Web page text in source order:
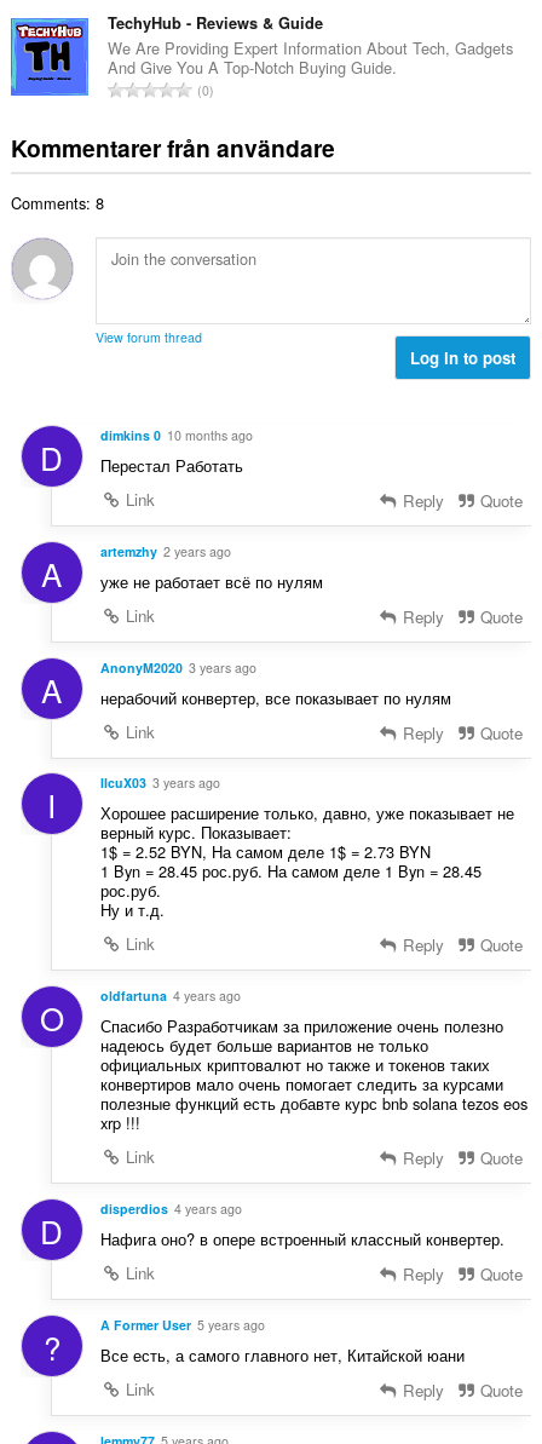
:b
e
t
y
:
n
t
a
e
t
:
t
a
l
t
n
t
b
e
g
TechyHub - Reviews & Guide
We Are Providing Expert Information About Tech, Gadgets
And Give You A Top-Notch Buying Guide.
T
t
a
a
n
l
y
:
0
Kommentarer från användare
Comments: 8
View forum thread
Log in to post
D dimkins 0 10 months ago
Перестал Работать
Link
Reply Quote
A artemzhy 2 years ago
уже не работает всё по нулям
Link
Reply Quote
A AnonyM2020 3 years ago
нерабочий конвертер, все показывает по нулям
Link
Reply Quote
I IIcuX03 3 years ago
Хорошее расширение только, давно, уже показывает не
верный курс. Показывает:
1$ = 2.52 BYN, На самом деле 1$ = 2.73 BYN
1 Byn = 28.45 рос.руб. На самом деле 1 Byn = 28.45
рос.руб.
Ну и т.д.
Link
Reply Quote
O oldfartuna 4 years ago
Спасибо Разработчикам за приложение очень полезно
надеюсь будет больше вариантов не только
официальных криптовалют но также и токенов таких
конвертиров мало очень помогает следить за курсами
полезные функций есть добавте курс bnb solana tezos eos
xrp !!!
Link
Reply Quote
D disperdios 4 years ago
Нафига оно? в опере встроенный классный конвертер.
Link
Reply Quote
? A Former User 5 years ago
Все есть, а самого главного нет, Китайской юани
Link
Reply Quote